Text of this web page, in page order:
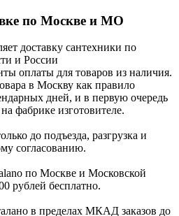
по Москве и МО
доставку сантехники по
и России
оплаты для товаров из наличия.
в Москву как правило
дней, и в первую очередь
фабрике изготовителе.
до подъезда, разгрузка и
согласованию.
по Москве и Московской
рублей бесплатно.
в пределах МКАД заказов до